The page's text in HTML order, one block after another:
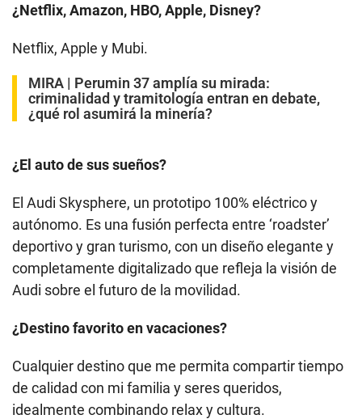
¿Netflix, Amazon, HBO, Apple, Disney?
Netflix, Apple y Mubi.
MIRA | Perumin 37 amplía su mirada:
criminalidad y tramitología entran en debate,
¿qué rol asumirá la minería?
¿El auto de sus sueños?
El Audi Skysphere, un prototipo 100% eléctrico y
autónomo. Es una fusión perfecta entre ‘roadster’
deportivo y gran turismo, con un diseño elegante y
completamente digitalizado que refleja la visión de
Audi sobre el futuro de la movilidad.
¿Destino favorito en vacaciones?
Cualquier destino que me permita compartir tiempo
de calidad con mi familia y seres queridos,
idealmente combinando relax y cultura.